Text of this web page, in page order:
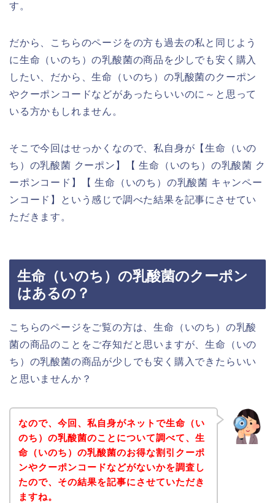
す。
だから、こちらのページをの方も過去の私と同じよう
に生命（いのち）の乳酸菌の商品を少しでも安く購入
したい、だから、生命（いのち）の乳酸菌のクーポン
やクーポンコードなどがあったらいいのに～と思って
いる方かもしれません。
そこで今回はせっかくなので、私自身が【生命（いの
ち）の乳酸菌 クーポン】【 生命（いのち）の乳酸菌 ク
ーポンコード】【 生命（いのち）の乳酸菌 キャンペー
ンコード】という感じで調べた結果を記事にさせてい
ただきます。
生命（いのち）の乳酸菌のクーポン
はあるの？
こちらのページをご覧の方は、生命（いのち）の乳酸
菌の商品のことをご存知だと思いますが、生命（いの
ち）の乳酸菌の商品が少しでも安く購入できたらいい
と思いませんか？
なので、今回、私自身がネットで生命（い
のち）の乳酸菌のことについて調べて、生
命（いのち）の乳酸菌のお得な割引クーポ
ンやクーポンコードなどがないかを調査し
たので、その結果を記事にさせていただき
ますね。